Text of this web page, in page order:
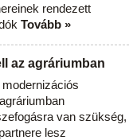
rendezett
Tovább »
az agráriumban
van szükség,
lesz